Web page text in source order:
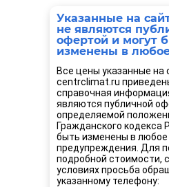
Указанные на
не являются
офертой и могут
изменены в
Все цены указанные на
centrclimat.ru
справочная
являются публичной
определяемой
Гражданского кодекса
быть изменены в любое
предупреждения. Для
подробной стоимости,
условиях просьба
указанному телефону: